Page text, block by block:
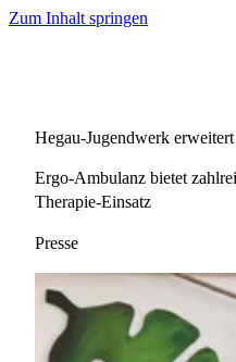
Zum Inhalt springen
Hegau-Jugendwerk
Ergo-Ambulanz bietet
Therapie-Einsatz
Presse